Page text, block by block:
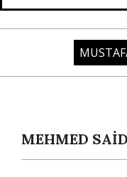
MEHMED